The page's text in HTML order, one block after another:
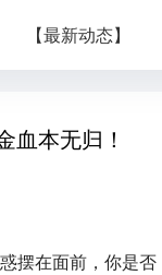
【最新动态】
血本无归！
摆在面前，你是否